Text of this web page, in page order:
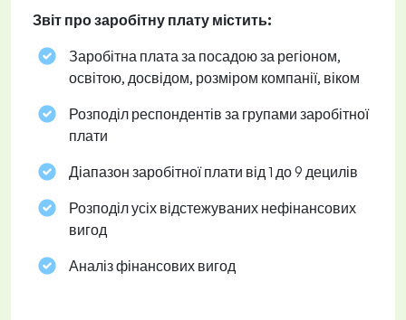
Звіт про заробітну плату містить:
Заробітна плата за посадою за регіоном,
освітою, досвідом, розміром компанії, віком
Розподіл респондентів за групами заробітної
плати
Діапазон заробітної плати від 1 до 9 децилів
Розподіл усіх відстежуваних нефінансових
вигод
Аналіз фінансових вигод